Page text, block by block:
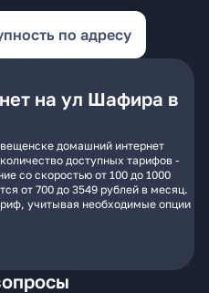
по адресу
на ул Шафира в
домашний интернет
доступных тарифов -
со скоростью от 100 до 1000
от 700 до 3549 рублей в месяц.
учитывая необходимые опции